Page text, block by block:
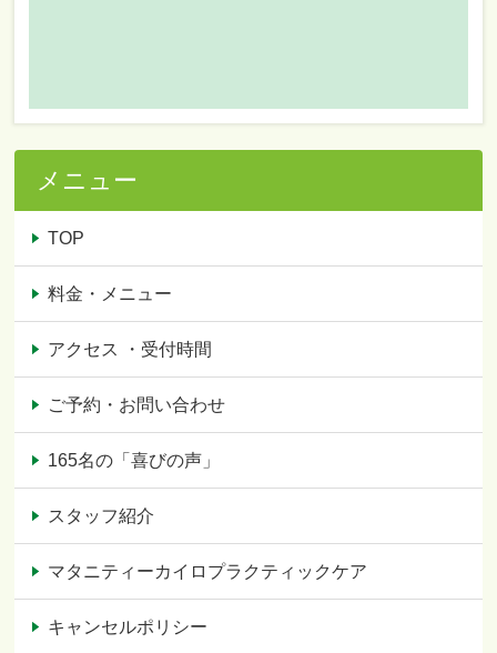
メニュー
TOP
料金・メニュー
アクセス ・受付時間
ご予約・お問い合わせ
165名の「喜びの声」
スタッフ紹介
マタニティーカイロプラクティックケア
キャンセルポリシー